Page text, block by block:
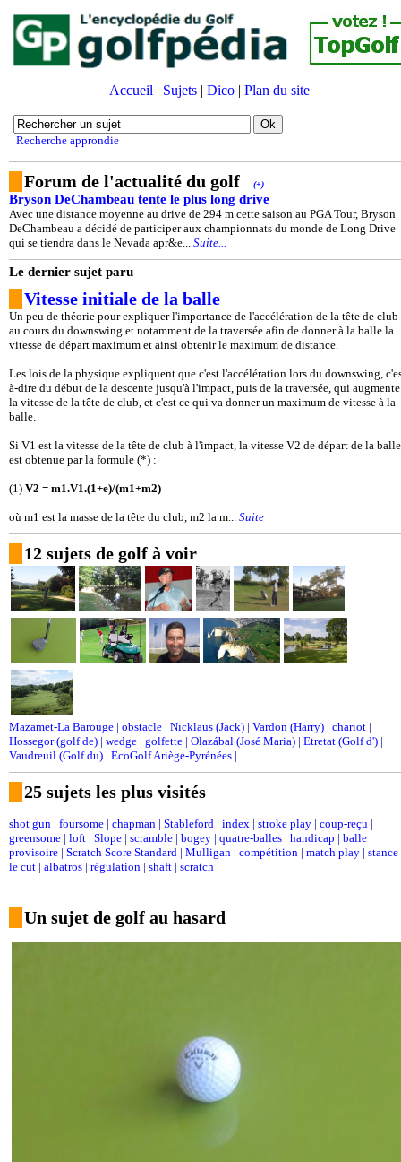
Accueil | Sujets | Dico | Plan du site
Recherche approndie
Forum de l'actualité du golf (+)
Bryson DeChambeau tente le plus long drive
Avec une distance moyenne au drive de 294 m cette saison au PGA Tour, Bryson
DeChambeau a décidé de participer aux championnats du monde de Long Drive
qui se tiendra dans le Nevada apr&e... Suite...
Le dernier sujet paru
Vitesse initiale de la balle
Un peu de théorie pour expliquer l'importance de l'accélération de la tête de club
au cours du downswing et notamment de la traversée afin de donner à la balle la
vitesse de départ maximum et ainsi obtenir le maximum de distance.
Les lois de la physique expliquent que c'est l'accélération lors du downswing,
à-dire du début de la descente jusqu'à l'impact, puis de la traversée, qui augmente
la vitesse de la tête de club, et c'est ce qui va donner un maximum de vitesse à la
balle.
Si V1 est la vitesse de la tête de club à l'impact, la vitesse V2 de départ de la balle
est obtenue par la formule (*) :
(1) V2 = m1.V1.(1+e)/(m1+m2)
où m1 est la masse de la tête du club, m2 la m... Suite
12 sujets de golf à voir
Mazamet-La Barouge | obstacle | Nicklaus (Jack) | Vardon (Harry) | chariot |
Hossegor (golf de) | wedge | golfette | Olazábal (José Maria) | Etretat (Golf d') |
Vaudreuil (Golf du) | EcoGolf Ariège-Pyrénées |
25 sujets les plus visités
shot gun | foursome | chapman | Stableford | index | stroke play | coup-reçu |
greensome | loft | Slope | scramble | bogey | quatre-balles | handicap | balle
provisoire | Scratch Score Standard | Mulligan | compétition | match play | stance
le cut | albatros | régulation | shaft | scratch |
Un sujet de golf au hasard